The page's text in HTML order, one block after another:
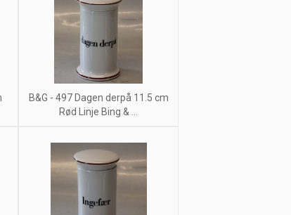
B&G - 497 Dagen derpå 11.5 cm
Rød Linje Bing & ...